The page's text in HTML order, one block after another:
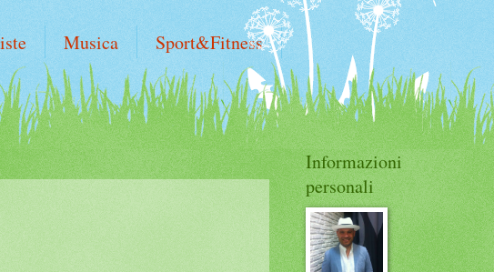
Musica Sport&Fitness
Informazioni
personali